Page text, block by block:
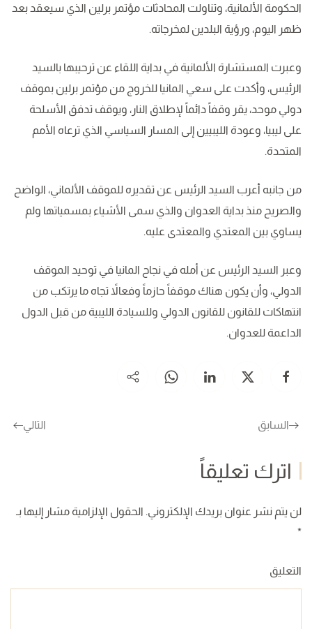
الحكومة الألمانية، وتناولت المحادثات مؤتمر برلين الذي سيعقد بعد
ظهر اليوم، ورؤية البلدين لمخرجاته.
وعبرت المستشارة الألمانية في بداية اللقاء عن ترحيبها بالسيد
الرئيس، وأكدت على سعي المانيا للخروج من مؤتمر برلين بموقف
دولي موحد، يقر وقفاً دائماً لإطلاق النار، ويوقف تدفق الأسلحة
على ليبيا، وعودة الليبيين إلى المسار السياسي الذي ترعاه الأمم
المتحدة.
من جانبه أعرب السيد الرئيس عن تقديره للموقف الألماني، الواضح
والصريح منذ بداية العدوان والذي سمى الأشياء بمسمياتها ولم
يساوي بين المعتدي والمعتدى عليه.
وعبر السيد الرئيس عن أمله في نجاح المانيا في توحيد الموقف
الدولي، وأن يكون هناك موقفاً حازماً وفعالاً تجاه ما يرتكب من
انتهاكات للقانون للقانون الدولي وللسيادة الليبية من قبل الدول
الداعمة للعدوان.
السابق التالي
اترك تعليقاً
لن يتم نشر عنوان بريدك الإلكتروني. الحقول الإلزامية مشار إليها بـ
*
التعليق